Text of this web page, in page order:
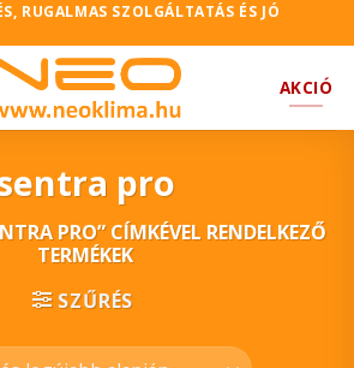
RUGALMAS SZOLGÁLTATÁS ÉS JÓ
AKCIÓ
pro
PRO” CÍMKÉVEL RENDELKEZŐ
TERMÉKEK
SZŰRÉS